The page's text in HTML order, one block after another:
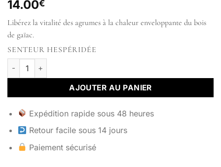
14.00€
Libérez la vitalité des agrumes à la chaleur enveloppante du bois
de gaïac.
SENTEUR HESPÉRIDÉE
quantité de AGRUMES BOISÉ Diffuseur d'ambiance 50 ml kraft
AJOUTER AU PANIER
Expédition rapide sous 48 heures
Retour facile sous 14 jours
Paiement sécurisé